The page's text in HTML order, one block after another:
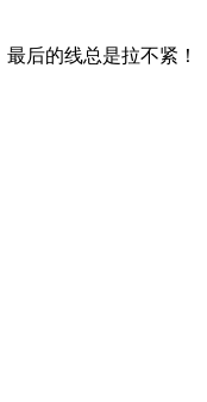
后的线总是拉不紧！